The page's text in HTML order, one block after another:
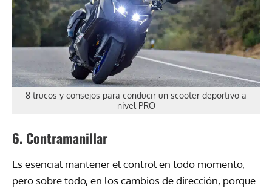
8 trucos y consejos para conducir un scooter deportivo a
nivel PRO
6. Contramanillar
Es esencial mantener el control en todo momento,
pero sobre todo, en los cambios de dirección, porque